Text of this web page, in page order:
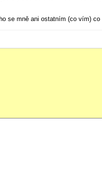
se mně ani ostatním (co vím)